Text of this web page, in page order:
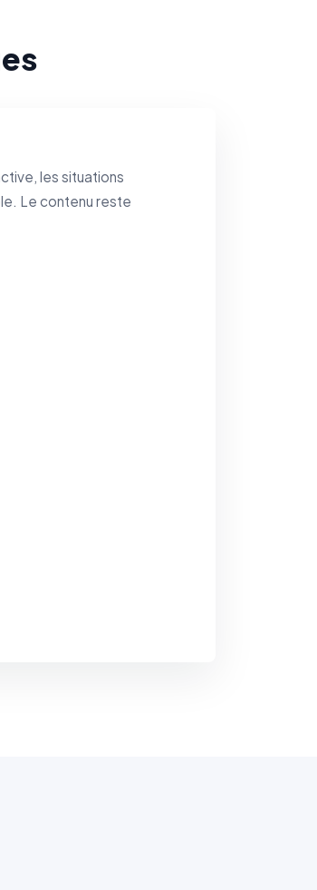
les situations
Le contenu reste